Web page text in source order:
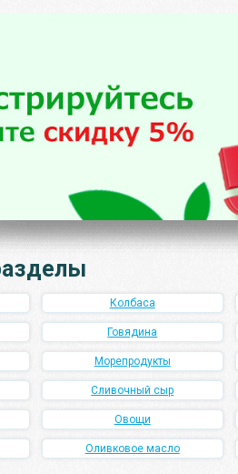
Колбаса
Говядина
Морепродукты
Сливочный сыр
Овощи
Оливковое масло